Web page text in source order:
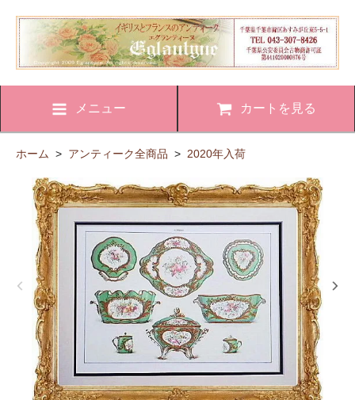
メニュー カートを見る
ホーム > アンティーク全商品 > 2020年入荷